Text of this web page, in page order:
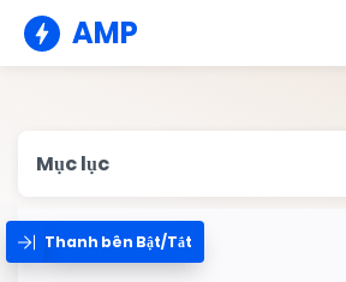
AMP
Mục lục
Thanh bên Bật/Tắt